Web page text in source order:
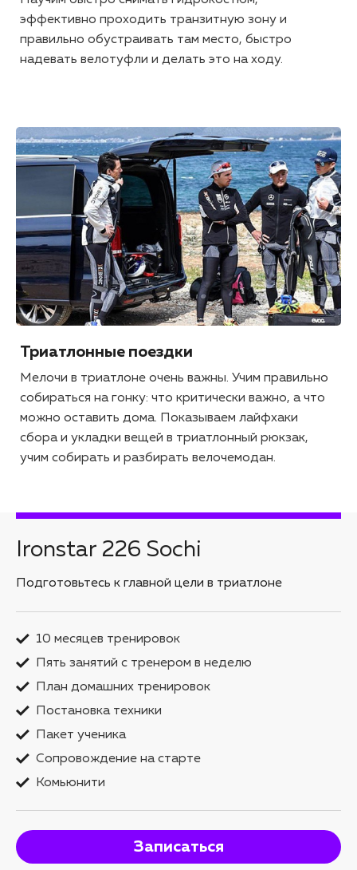
эффективно проходить транзитную зону и
правильно обустраивать там место, быстро
надевать велотуфли и делать это на ходу.
Триатлонные поездки
Мелочи в триатлоне очень важны. Учим правильно
собираться на гонку: что критически важно, а что
можно оставить дома. Показываем лайфхаки
сбора и укладки вещей в триатлонный рюкзак,
учим собирать и разбирать велочемодан.
Ironstar 226 Sochi
Подготовьтесь к главной цели в триатлоне
10 месяцев тренировок
Пять занятий с тренером в неделю
План домашних тренировок
Постановка техники
Пакет ученика
Сопровождение на старте
Комьюнити
Записаться